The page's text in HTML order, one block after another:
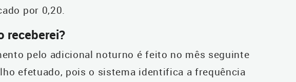
por 0,20.
receberei?
pelo adicional noturno é feito no mês seguinte
efetuado, pois o sistema identifica a frequência